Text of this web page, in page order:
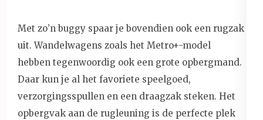
Met zo’n buggy spaar je bovendien ook een rugzak
uit. Wandelwagens zoals het Metro+-model
hebben tegenwoordig ook een grote opbergmand.
Daar kun je al het favoriete speelgoed,
verzorgingsspullen en een draagzak steken. Het
opbergvak aan de rugleuning is de perfecte plek